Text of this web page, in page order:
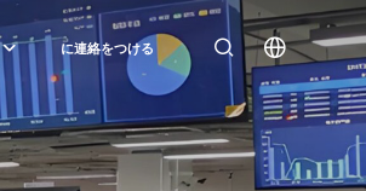
に連絡をつける